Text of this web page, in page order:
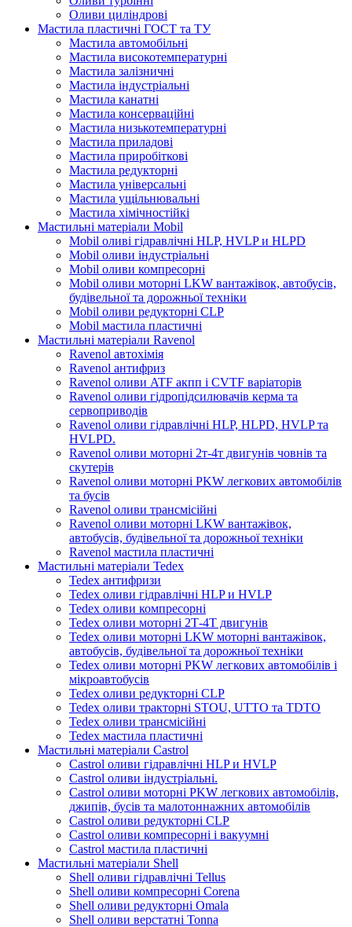
Оливи циліндрові
Мастила пластичні ГОСТ та ТУ
Мастила автомобільні
Мастила високотемпературні
Мастила залізничні
Мастила індустріальні
Мастила канатні
Мастила консерваційні
Мастила низькотемпературні
Мастила приладові
Мастила приробіткові
Мастила редукторні
Мастила універсальні
Мастила ущільнювальні
Мастила хімічностійкі
Мастильні матеріали Mobil
Mobil оливі гідравлічні HLP, HVLP и HLPD
Mobil оливи індустріальні
Mobil оливи компресорні
Mobil оливи моторні LKW вантажівок, автобусів,
будівельної та дорожньої техніки
Mobil оливи редукторні CLP
Mobil мастила пластичні
Мастильні матеріали Ravenol
Ravenol автохімія
Ravenol антифриз
Ravenol оливи ATF акпп і CVTF варіаторів
Ravenol оливи гідропідсилювачів керма та
сервоприводів
Ravenol оливи гідравлічні HLP, HLPD, HVLP та
HVLPD.
Ravenol оливи моторні 2т-4т двигунів човнів та
скутерів
Ravenol оливи моторні PKW легкових автомобілів
та бусів
Ravenol оливи трансмісійні
Ravenol оливи моторні LKW вантажівок,
автобусів, будівельної та дорожньої техніки
Ravenol мастила пластичні
Мастильні матеріали Tedex
Tedex антифризи
Tedex оливи гідравлічні HLP и HVLP
Tedex оливи компресорні
Tedex оливи моторні 2Т-4Т двигунів
Tedex оливи моторні LKW моторні вантажівок,
автобусів, будівельної та дорожньої техніки
Tedex оливи моторні PKW легкових автомобілів і
мікроавтобусів
Tedex оливи редукторні CLP
Tedex оливи тракторні STOU, UTTO та TDTO
Tedex оливи трансмісійні
Tedex мастила пластичні
Мастильні матеріали Castrol
Castrol оливи гідравлічні HLP и HVLP
Castrol оливи індустріальні.
Castrol оливи моторні PKW легкових автомобілів,
джипів, бусів та малотоннажних автомобілів
Castrol оливи редукторні CLP
Castrol оливи компресорні і вакуумні
Castrol мастила пластичні
Мастильні матеріали Shell
Shell оливи гідравлічні Tellus
Shell оливи компресорні Corena
Shell оливи редукторні Omala
Shell оливи верстатні Tonna